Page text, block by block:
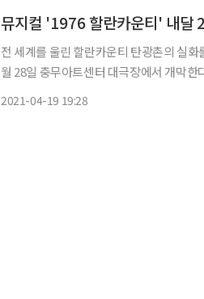
뮤지컬 '1976 할란카운티' 내달
전 세계를 울린 할란카운티 탄광촌의 실화
월 28일 충무아트센터 대극장에서 개막한다. 이 작품은 지난 2019년 부산과 서울 홍대아
2021-04-19 19:28